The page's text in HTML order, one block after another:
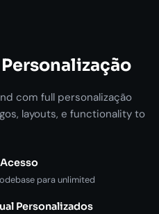
com full personalização
layouts, e functionality to
para unlimited
Personalizados